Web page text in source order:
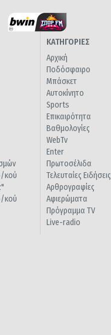
κού
κού
ΚΑΤΗΓΟΡΙΕΣ
Αρχική
Ποδόσφαιρο
Μπάσκετ
Αυτοκίνητο
Sports
Επικαιρότητα
Βαθμολογίες
WebTv
Enter
Πρωτοσέλιδα
Τελευταίες Ειδήσεις
Αρθρογραφίες
Αφιερώματα
Πρόγραμμα TV
Live-radio